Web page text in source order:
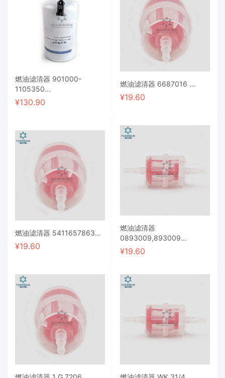
燃油滤清器 901000-
1105350...
¥130.90
燃油滤清器 6687016 ...
¥19.60
燃油滤清器 5411657863...
¥19.60
燃油滤清器
0893009,893009...
¥19.60